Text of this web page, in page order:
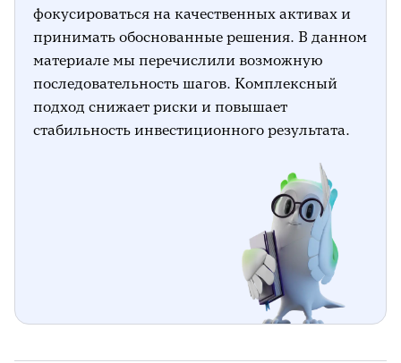
фокусироваться на качественных активах и
принимать обоснованные решения. В данном
материале мы перечислили возможную
последовательность шагов. Комплексный
подход снижает риски и повышает
стабильность инвестиционного результата.